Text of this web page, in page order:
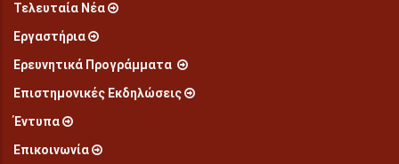
Τελευταία Νέα
Εργαστήρια
Ερευνητικά Προγράμματα
Επιστημονικές Εκδηλώσεις
Έντυπα
Επικοινωνία